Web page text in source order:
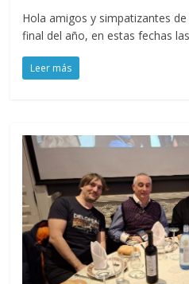
Hola amigos y simpatizantes
final del año, en estas fechas
Leer más